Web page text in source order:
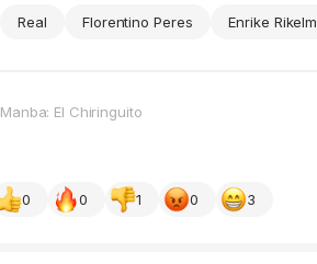
Real Florentino Peres Enrike
Manba: El Chiringuito
0 0 1 0 3